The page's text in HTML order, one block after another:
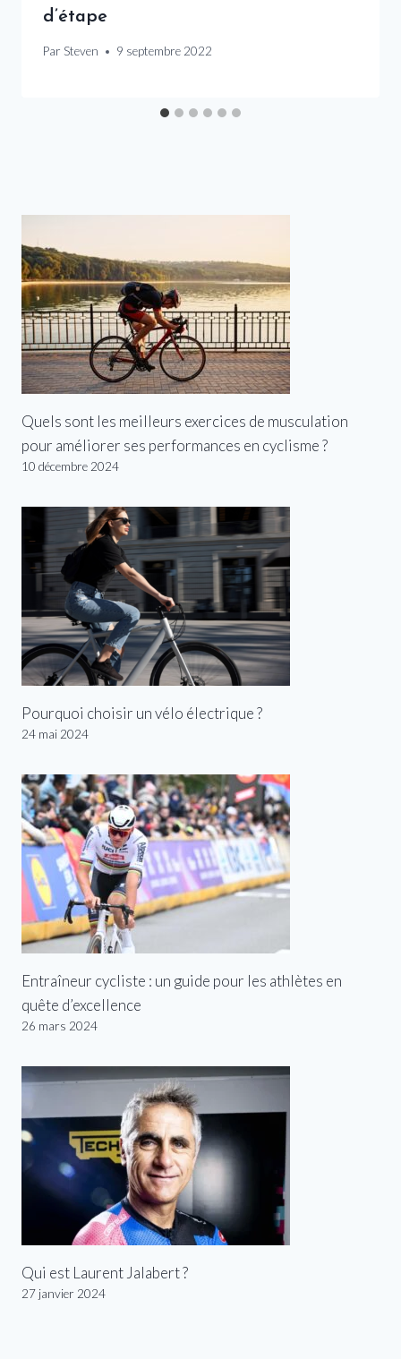
d’étape
Par Steven 9 septembre 2022
Quels sont les meilleurs exercices de musculation
pour améliorer ses performances en cyclisme ?
10 décembre 2024
Pourquoi choisir un vélo électrique ?
24 mai 2024
Entraîneur cycliste : un guide pour les athlètes en
quête d’excellence
26 mars 2024
Qui est Laurent Jalabert ?
27 janvier 2024